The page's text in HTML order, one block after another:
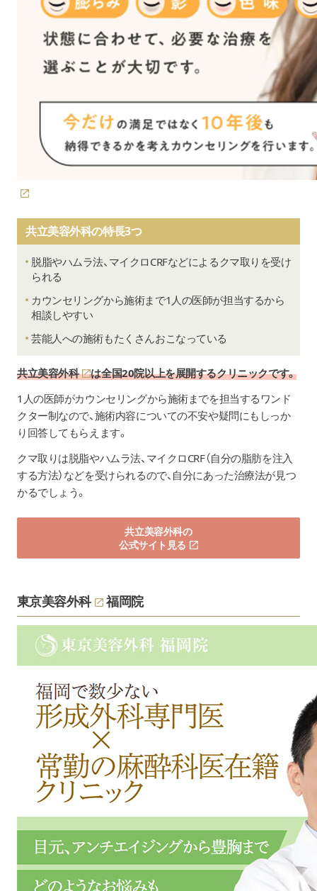
共立美容外科の特長3つ
脱脂やハムラ法、マイクロCRFなどによるクマ取りを受け
られる
カウンセリングから施術まで1人の医師が担当するから
相談しやすい
芸能人への施術もたくさんおこなっている
共立美容外科
は全国20院以上を展開するクリニックです。
1人の医師がカウンセリングから施術までを担当するワンド
クター制なので、施術内容についての不安や疑問にもしっか
り回答してもらえます。
クマ取りは脱脂やハムラ法、マイクロCRF（自分の脂肪を注入
する方法）などを受けられるので、自分にあった治療法が見つ
かるでしょう。
共立美容外科の
公式サイト見る
東京美容外科 福岡院